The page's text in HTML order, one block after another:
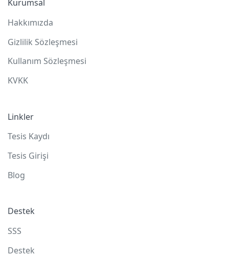
Kurumsal
Hakkımızda
Gizlilik Sözleşmesi
Kullanım Sözleşmesi
KVKK
Linkler
Tesis Kaydı
Tesis Girişi
Blog
Destek
SSS
Destek